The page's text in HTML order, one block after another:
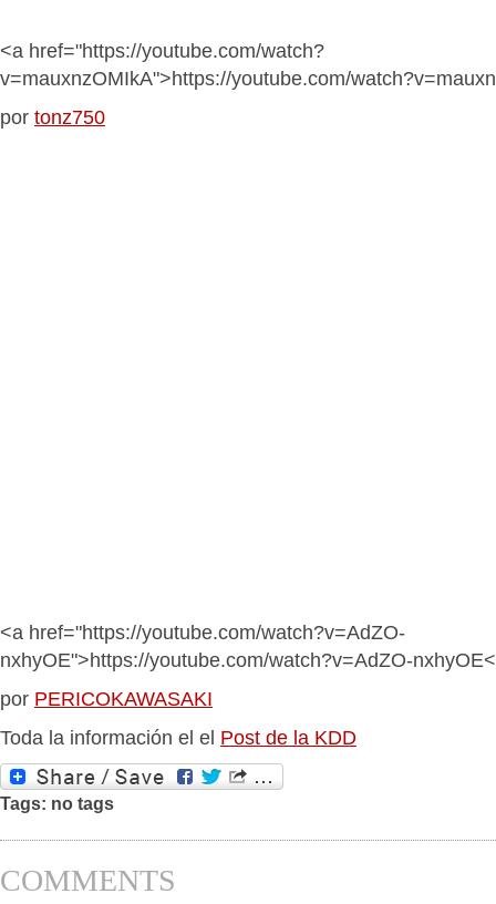
<a href="https://youtube.com/watch?
v=mauxnzOMIkA">https://youtube.com/
por tonz750
<a href="https://youtube.com/watch?v=AdZO-
nxhyOE">https://youtube.com/watch?v=AdZO-
por PERICOKAWASAKI
Toda la información el el Post de la KDD
Tags: no tags
COMMENTS